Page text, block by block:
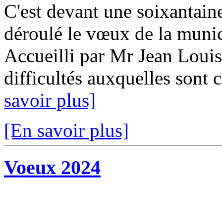
C'est devant une
déroulé le vœux de la
Accueilli par Mr Jean
difficultés auxquelles sont
savoir plus]
[En savoir plus]
Voeux 2024